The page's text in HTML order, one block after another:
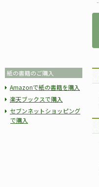
紙の書籍のご購入
Amazonで紙の書籍を購入
楽天ブックスで購入
セブンネットショッピング
で購入